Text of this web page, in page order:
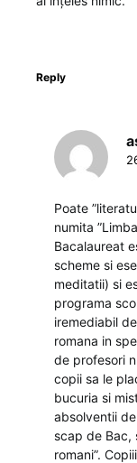
Reply
Poate
numita
Bacalaureat
scheme si
meditatii) si
programa
iremediabil
romana in
de profesori
copii sa le
bucuria si
absolventii
scap de Bac,
romani”.